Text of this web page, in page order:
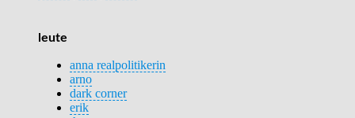
leute
anna realpolitikerin
arno
dark corner
erik